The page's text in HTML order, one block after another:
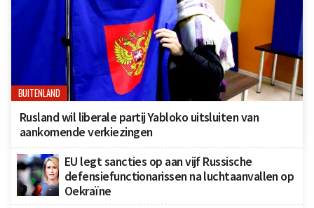
BUITENLAND
Rusland wil liberale partij Yabloko uitsluiten van
aankomende verkiezingen
EU legt sancties op aan vijf Russische
defensiefunctionarissen na luchtaanvallen op
Oekraïne